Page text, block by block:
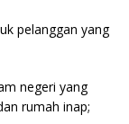
pelanggan yang
negeri yang
rumah inap;